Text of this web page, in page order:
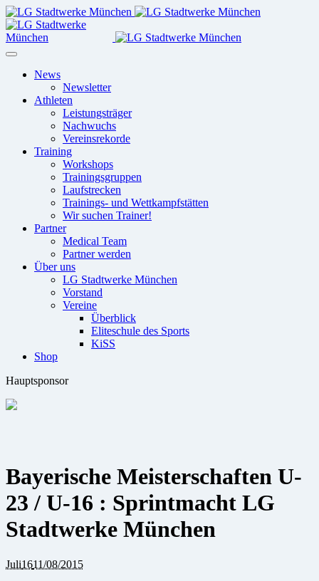
News
Newsletter
Athleten
Leistungsträger
Nachwuchs
Vereinsrekorde
Training
Workshops
Trainingsgruppen
Laufstrecken
Trainings- und Wettkampfstätten
Wir suchen Trainer!
Partner
Medical Team
Partner werden
Über uns
LG Stadtwerke München
Vorstand
Vereine
Überblick
Eliteschule des Sports
KiSS
Shop
Hauptsponsor
Bayerische Meisterschaften U-
23 / U-16 : Sprintmacht LG
Stadtwerke München
Juli1611/08/2015